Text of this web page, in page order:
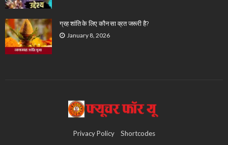
ग्रह शांति के लिए कौन सा व्रत जरूरी है?
January 8, 2026
Privacy Policy Shortcodes